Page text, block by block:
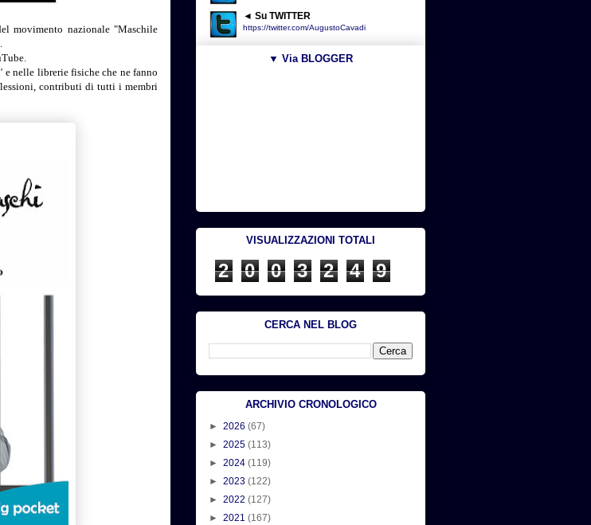
movimento nazionale "Maschile
e nelle librerie fisiche che ne fanno
contributi di tutti i membri
◄ Su TWITTER
https://twitter.com/AugustoCavadi
▼ Via BLOGGER
VISUALIZZAZIONI TOTALI
2 0 0 3 2 4 9
CERCA NEL BLOG
ARCHIVIO CRONOLOGICO
► 2026 (67)
► 2025 (113)
► 2024 (119)
► 2023 (122)
► 2022 (127)
► 2021 (167)